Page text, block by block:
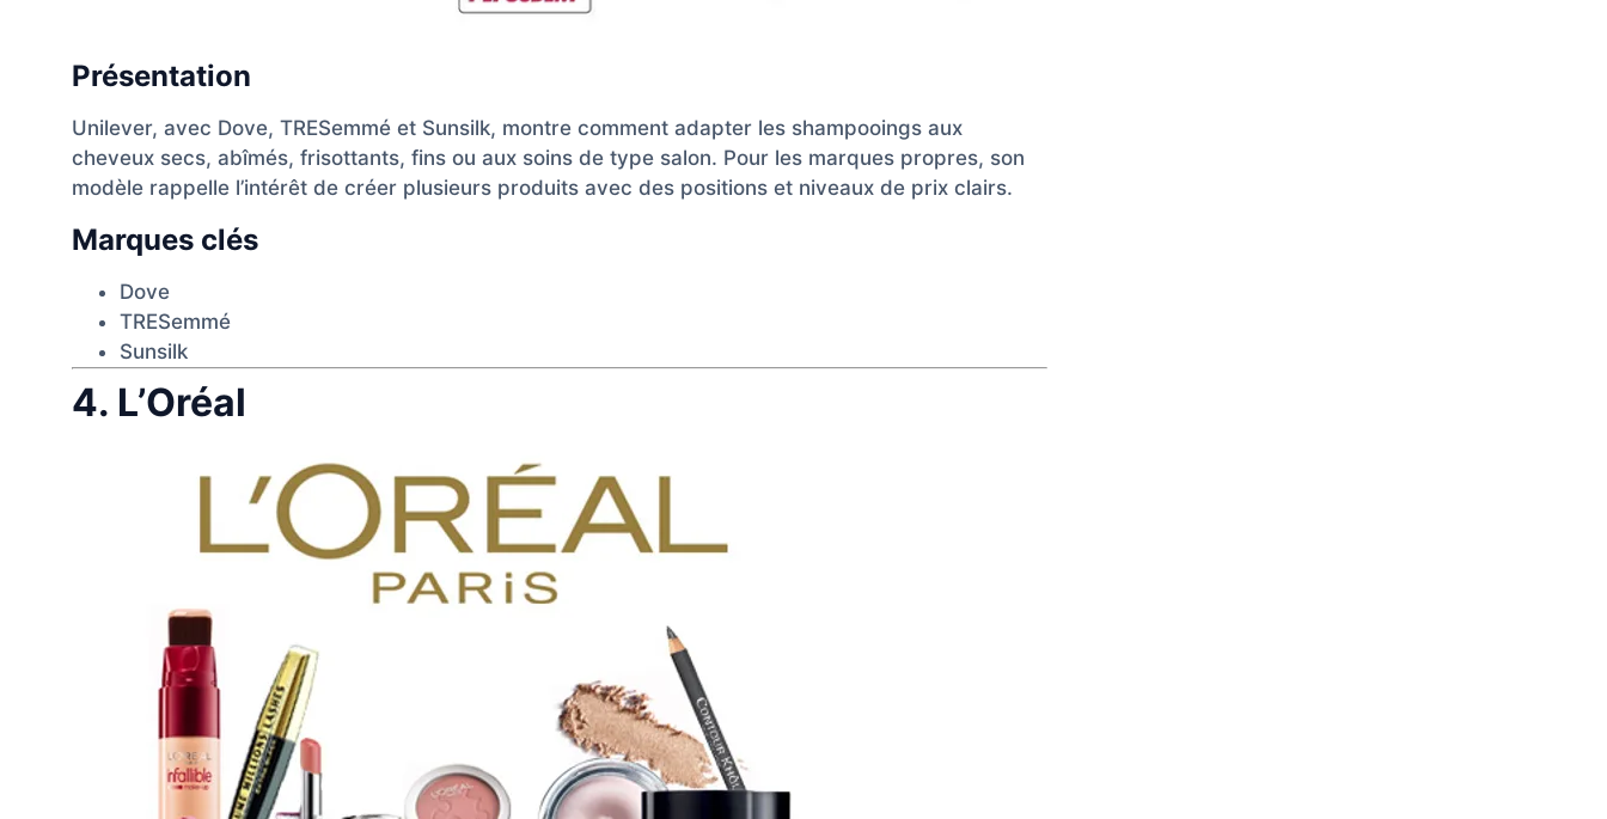
Présentation
Unilever, avec Dove, TRESemmé et Sunsilk, montre comment adapter les shampooings aux
cheveux secs, abîmés, frisottants, fins ou aux soins de type salon. Pour les marques propres, son
modèle rappelle l’intérêt de créer plusieurs produits avec des positions et niveaux de prix clairs.
Marques clés
Dove
TRESemmé
Sunsilk
4. L’Oréal